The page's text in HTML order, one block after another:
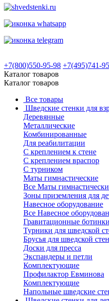
+7(800)550-95-98 +7(495)741-
Каталог товаров
Каталог товаров
Все товары
Шведские стенки для
Деревянные
Металлические
Комбинированные
Для реабилитации
С креплением к стене
С креплением враспор
С турником
Маты гимнастические
Все Маты
Зоны приземления для
Навесное оборудование
Все Навесное
Гравитационные ботинки
Турники для шведской
Брусья для шведской
Доски для пресса
Экспандеры и петли
Комплектующие
Профилактор Евминова
Комплектующие
Напольные шведские